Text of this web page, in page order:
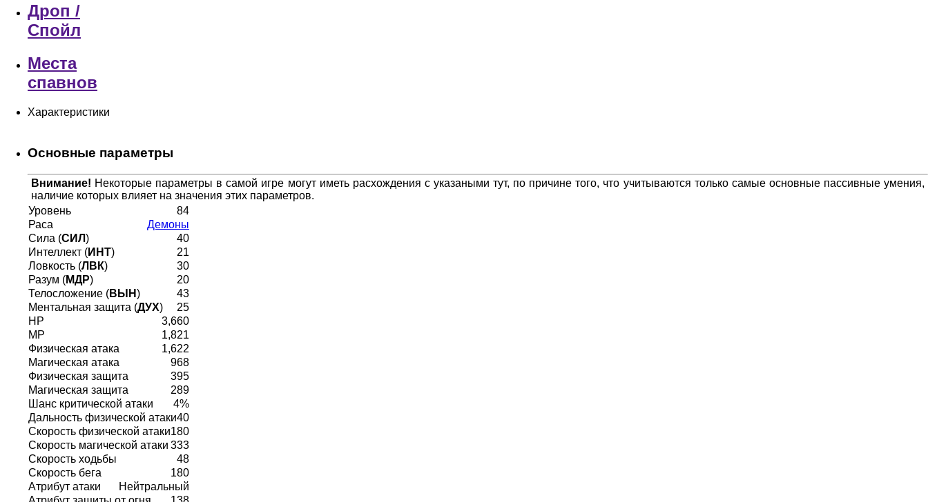
Дроп /
Спойл
Места
спавнов
Характеристики
Основные параметры
Внимание! Некоторые параметры в самой игре могут иметь расхождения с указаными тут, по причине того, что учитываются только самые основные пассивные умения,
наличие которых влияет на значения этих параметров.
Уровень
84
Раса
Демоны
Сила (СИЛ)
40
Интеллект (ИНТ)
21
Ловкость (ЛВК)
30
Разум (МДР)
20
Телосложение (ВЫН)
43
Ментальная защита (ДУХ)
25
HP
3,660
MP
1,821
Физическая атака
1,622
Магическая атака
968
Физическая защита
395
Магическая защита
289
Шанс критической атаки
4%
Дальность физической атаки40
Скорость физической атаки180
Скорость магической атаки 333
Скорость ходьбы
48
Скорость бега
180
Атрибут атаки
Нейтральный